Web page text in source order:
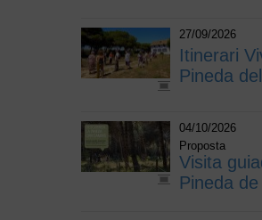
27/09/2026
Itinerari
Pineda
04/10/2026
Proposta
Visita
Pineda